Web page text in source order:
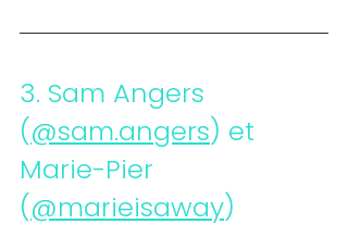
3. Sam Angers
(@sam.angers) et
Marie-Pier
(@marieisaway)